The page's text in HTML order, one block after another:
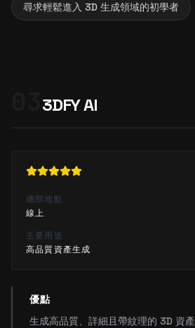
尋求輕鬆進入 3D 生成領域的初學者
3DFY AI
總部地點
線上
主要用途
高品質資產生成
優點
生成高品質、詳細且帶紋理的 3D 資產